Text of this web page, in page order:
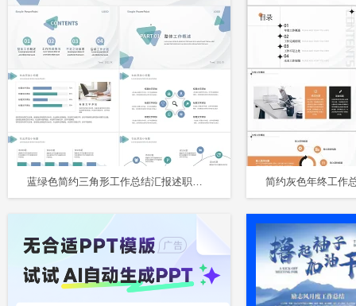
蓝绿色简约三角形工作总结汇报述职报告PPT模板